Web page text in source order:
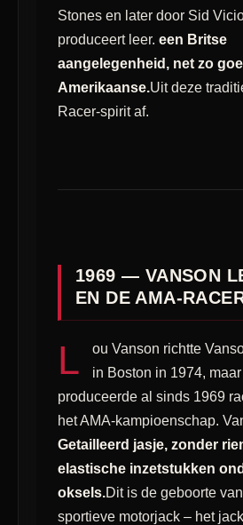
Stones en later door Sid
produceert leer. een Britse
aangelegenheid, net zo
Amerikaanse.Uit deze
Racer-spirit af.
1969 — VANSON
EN DE AMA-
L
ou Vanson richtte
in Boston in 1974,
produceerde al sinds 1969
het AMA-kampioenschap.
Getailleerd jasje, zonder
elastische inzetstukken
oksels.Dit is de geboorte
sportieve motorjack – het